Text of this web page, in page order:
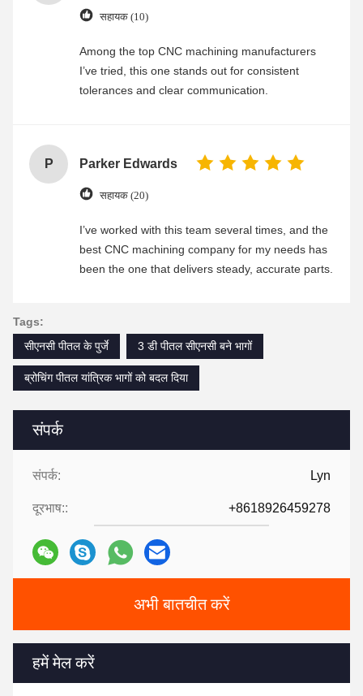
संपर्क
संपर्क: Lyn
दूरभाष:: +8618926459278
अभी बातचीत करें
हमें मेल करें
सहायक (10)
Among the top CNC machining manufacturers
I’ve tried, this one stands out for consistent
tolerances and clear communication.
P Parker Edwards
सहायक (20)
I’ve worked with this team several times, and the
best CNC machining company for my needs has
been the one that delivers steady, accurate parts.
Tags:
सीएनसी पीतल के पुर्जे
3 डी पीतल सीएनसी बने भागों
ब्रोचिंग पीतल यांत्रिक भागों को बदल दिया